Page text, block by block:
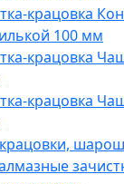
крацовка
100 мм
крацовка
крацовка